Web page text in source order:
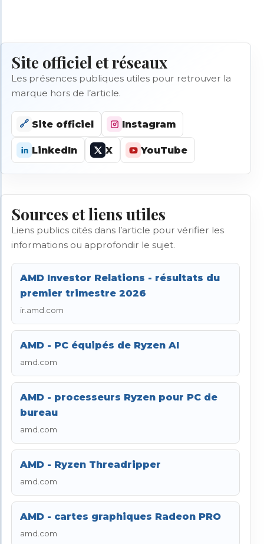
Site officiel et réseaux
Les présences publiques utiles pour retrouver la
marque hors de l’article.
🔗 Site officiel Instagram
LinkedIn X YouTube
Sources et liens utiles
Liens publics cités dans l’article pour vérifier les
informations ou approfondir le sujet.
AMD Investor Relations - résultats du
premier trimestre 2026
ir.amd.com
AMD - PC équipés de Ryzen AI
amd.com
AMD - processeurs Ryzen pour PC de
bureau
amd.com
AMD - Ryzen Threadripper
amd.com
AMD - cartes graphiques Radeon PRO
amd.com